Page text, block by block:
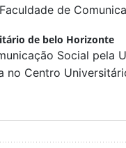
de
de belo Horizonte
Social pela
no Centro